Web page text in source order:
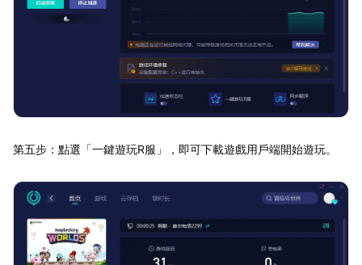
第五步：點選「一鍵遊玩R服」，即可下載遊戲用戶端開始遊玩。